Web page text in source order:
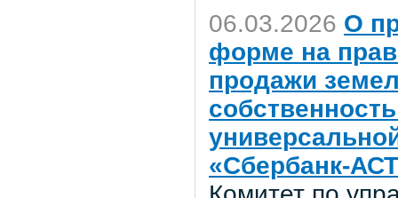
06.03.2026 О
форме на
продажи
«Сбербанк-